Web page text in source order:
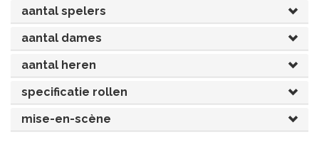
UITGELICHT!
OVERIG (30'-75')
UITGELICHT!
KORT (-30')
OVERIG (30'-75')
UITGELICHT!
KORT (-30')
OVERIG (30'-75')
SPEKTAKELSTUKKEN
JUBILEUMSTUK
KOSTUUMSTUK
MUSICAL
OVERIG
SINTERKLAASTONEEL
KERSTTONEEL
RECHTEN REGELEN
aantal spelers
aantal dames
aantal heren
specificatie rollen
mise-en-scène